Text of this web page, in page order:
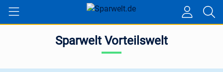
Sparwelt Vorteilswelt